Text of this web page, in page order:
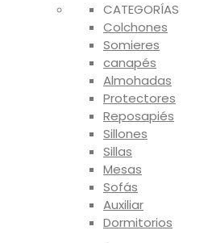
CATEGORÍAS
Colchones
Somieres
canapés
Almohadas
Protectores
Reposapiés
Sillones
Sillas
Mesas
Sofás
Auxiliar
Dormitorios